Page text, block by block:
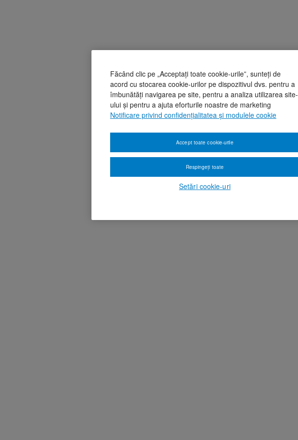
Făcând clic pe „Acceptați toate cookie-urile”, sunteți de
acord cu stocarea cookie-urilor pe dispozitivul dvs. pentru a
îmbunătăți navigarea pe site, pentru a analiza utilizarea site-
ului și pentru a ajuta eforturile noastre de marketing
Notificare privind confidențialitatea și modulele cookie
Setări cookie-uri
Respingeți toate
Accept toate cookie-urile